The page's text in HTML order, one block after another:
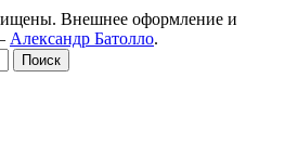
Внешнее оформление и
Александр Батолло.